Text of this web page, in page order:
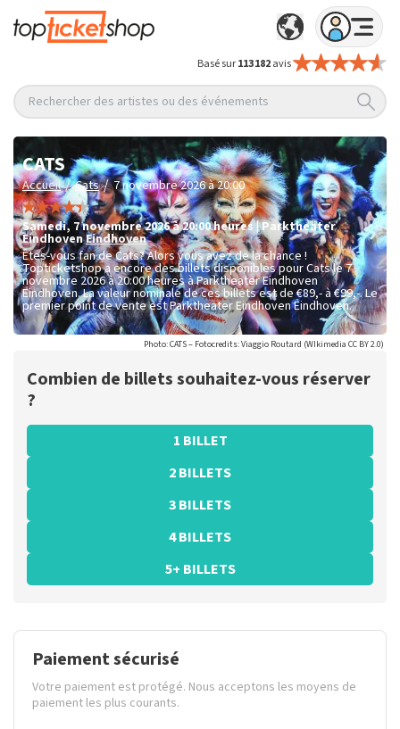
Basé sur113 182avis
Rechercher des artistes ou des événements
CATS
Accueil / Cats / 7 novembre 2026 à 20:00
samedi, 7 novembre 2026 à 20:00heures |Parktheater
EindhovenEindhoven
Êtes-vous fan de Cats? Alors vous avez de la chance !
Topticketshop a encore des billets disponibles pour Cats le 7
novembre 2026 à 20:00 heures à Parktheater Eindhoven
Eindhoven. La valeur nominale de ces billets est de€89,- à €99,-. Le
premier point de vente est Parktheater Eindhoven Eindhoven.
Photo: CATS – Fotocredits: Viaggio Routard (WIkimedia CC BY 2.0)
Combien de billets souhaitez-vous réserver
?
1 BILLET
2 BILLETS
3 BILLETS
4 BILLETS
5+ BILLETS
Paiement sécurisé
Votre paiement est protégé. Nous acceptons les moyens de
paiement les plus courants.